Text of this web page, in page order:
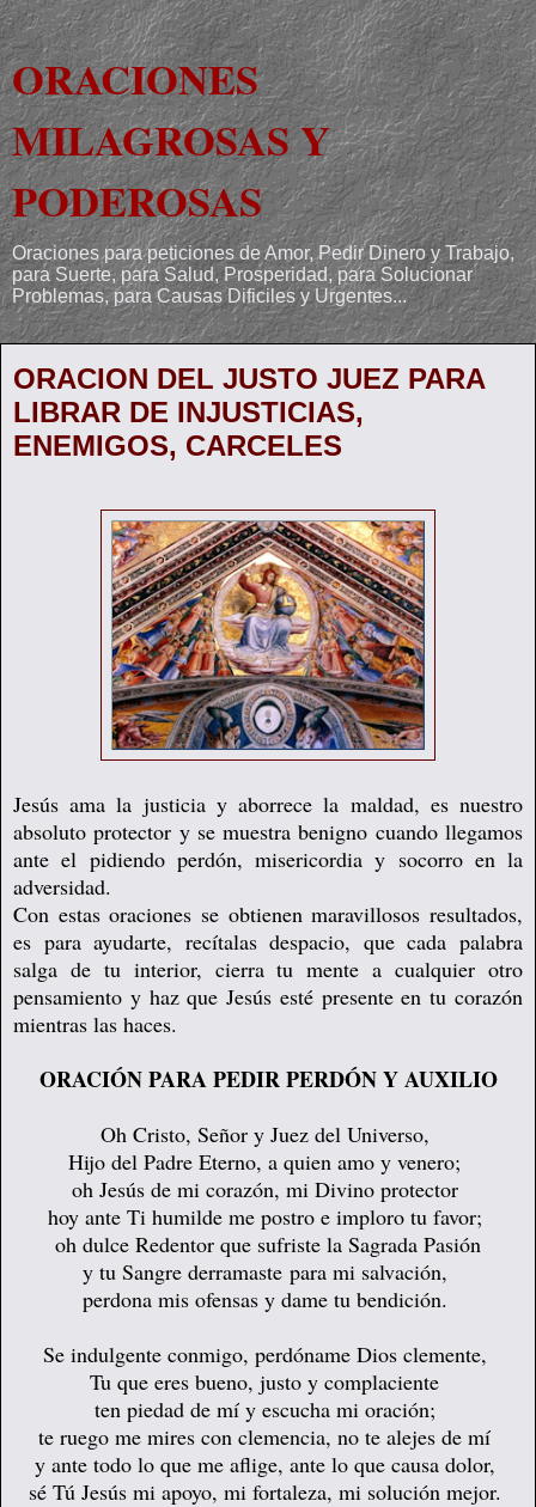
ORACIONES
MILAGROSAS Y
PODEROSAS
Oraciones para peticiones de Amor, Pedir Dinero y Trabajo,
para Suerte, para Salud, Prosperidad, para Solucionar
Problemas, para Causas Dificiles y Urgentes...
ORACION DEL JUSTO JUEZ PARA
LIBRAR DE INJUSTICIAS,
ENEMIGOS, CARCELES
Jesús ama la justicia y aborrece la maldad, es nuestro
absoluto protector y se muestra benigno cuando llegamos
ante el pidiendo perdón, misericordia y socorro en la
adversidad.
Con estas oraciones se obtienen maravillosos resultados,
es para ayudarte, recítalas despacio, que cada palabra
salga de tu interior, cierra tu mente a cualquier otro
pensamiento y haz que Jesús esté presente en tu corazón
mientras las haces.
ORACIÓN PARA PEDIR PERDÓN Y AUXILIO
Oh Cristo, Señor y Juez del Universo,
Hijo del Padre Eterno, a quien amo y venero;
oh Jesús de mi corazón, mi Divino protector
hoy ante Ti humilde me postro e imploro tu favor;
oh dulce Redentor que sufriste la Sagrada Pasión
y tu Sangre derramaste para mi salvación,
perdona mis ofensas y dame tu bendición.
Se indulgente conmigo, perdóname Dios clemente,
Tu que eres bueno, justo y complaciente
ten piedad de mí y escucha mi oración;
te ruego me mires con clemencia, no te alejes de mí
y ante todo lo que me aflige, ante lo que causa dolor,
sé Tú Jesús mi apoyo, mi fortaleza, mi solución mejor.